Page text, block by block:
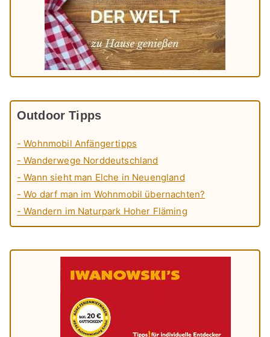
Outdoor Tipps
- Wohnmobil Anfängertipps
- Wanderwege Norddeutschland
- Wann sieht man Elche in Neuengland
- Wo darf man im Wohnmobil übernachten?
- Wandern im Naturpark Hoher Fläming